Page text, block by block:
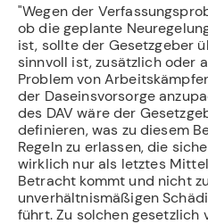
"Wegen der
ob die geplante
ist, sollte der Gesetzgeber
sinnvoll ist, zusätzlich oder
Problem von
der Daseinsvorsorge
des DAV wäre der
definieren, was zu diesem
Regeln zu erlassen, die
wirklich nur als letztes
Betracht kommt und nicht
unverhältnismäßigen
führt. Zu solchen gesetzlich